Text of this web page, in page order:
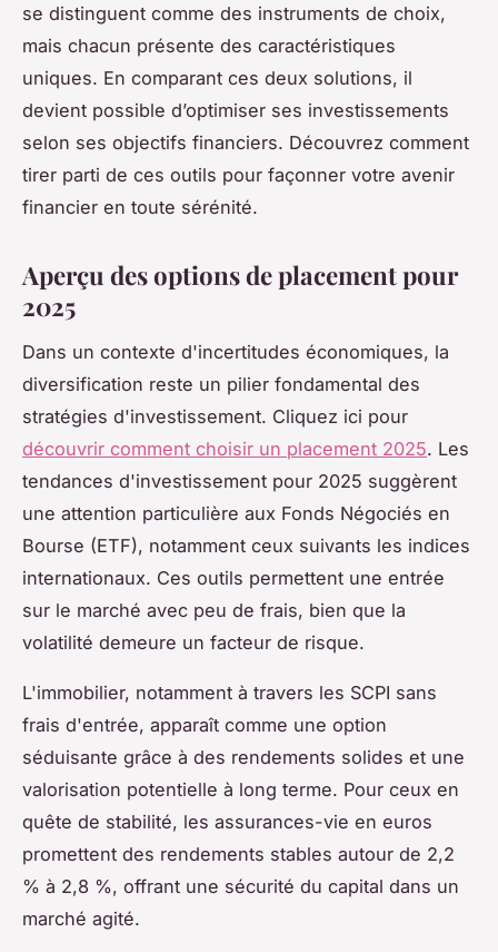
se distinguent comme des instruments de choix,
mais chacun présente des caractéristiques
uniques. En comparant ces deux solutions, il
devient possible d’optimiser ses investissements
selon ses objectifs financiers. Découvrez comment
tirer parti de ces outils pour façonner votre avenir
financier en toute sérénité.
Aperçu des options de placement pour
2025
Dans un contexte d'incertitudes économiques, la
diversification reste un pilier fondamental des
stratégies d'investissement. Cliquez ici pour
découvrir comment choisir un placement 2025. Les
tendances d'investissement pour 2025 suggèrent
une attention particulière aux Fonds Négociés en
Bourse (ETF), notamment ceux suivants les indices
internationaux. Ces outils permettent une entrée
sur le marché avec peu de frais, bien que la
volatilité demeure un facteur de risque.
L'immobilier, notamment à travers les SCPI sans
frais d'entrée, apparaît comme une option
séduisante grâce à des rendements solides et une
valorisation potentielle à long terme. Pour ceux en
quête de stabilité, les assurances-vie en euros
promettent des rendements stables autour de 2,2
% à 2,8 %, offrant une sécurité du capital dans un
marché agité.